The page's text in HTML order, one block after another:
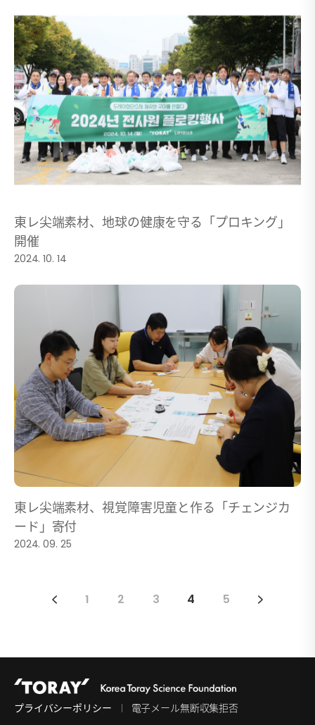
東レ尖端素材、地球の健康を守る「プロキング」
開催
2024. 10. 14
東レ尖端素材、視覚障害児童と作る「チェンジカ
ード」寄付
2024. 09. 25
1 2 3 4 5
プライバシーポリシー
電子メール無断収集拒否